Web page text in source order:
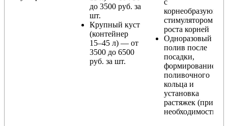
до 3500 руб. за
шт.
Крупный куст
(контейнер
15–45 л) — от
3500 до 6500
руб. за шт.
с
корнеобразующим
стимулятором
роста корней
Одноразовый
полив после
посадки,
формирование
поливочного
кольца и
установка
растяжек (при
необходимости)